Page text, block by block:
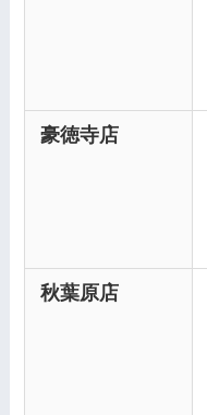
豪徳寺店
秋葉原店